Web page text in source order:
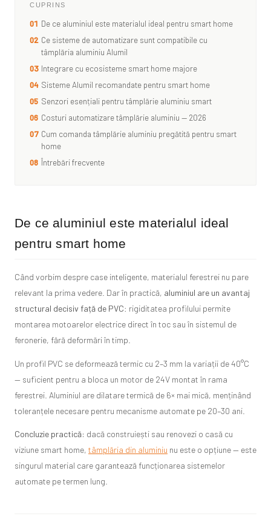
CUPRINS
01 De ce aluminiul este materialul ideal pentru smart home
02 Ce sisteme de automatizare sunt compatibile cu
tâmplăria aluminiu Alumil
03 Integrare cu ecosisteme smart home majore
04 Sisteme Alumil recomandate pentru smart home
05 Senzori esențiali pentru tâmplărie aluminiu smart
06 Costuri automatizare tâmplărie aluminiu — 2026
07 Cum comanda tâmplărie aluminiu pregătită pentru smart
home
08 Întrebări frecvente
De ce aluminiul este materialul ideal
pentru smart home
Când vorbim despre case inteligente, materialul ferestrei nu pare
relevant la prima vedere. Dar în practică, aluminiul are un avantaj
structural decisiv față de PVC: rigiditatea profilului permite
montarea motoarelor electrice direct în toc sau în sistemul de
feronerie, fără deformări în timp.
Un profil PVC se deformează termic cu 2–3 mm la variații de 40°C
— suficient pentru a bloca un motor de 24V montat în rama
ferestrei. Aluminiul are dilatare termică de 6× mai mică, menținând
toleranțele necesare pentru mecanisme automate pe 20–30 ani.
Concluzie practică: dacă construiești sau renovezi o casă cu
viziune smart home, tâmplăria din aluminiu nu este o opțiune — este
singurul material care garantează funcționarea sistemelor
automate pe termen lung.